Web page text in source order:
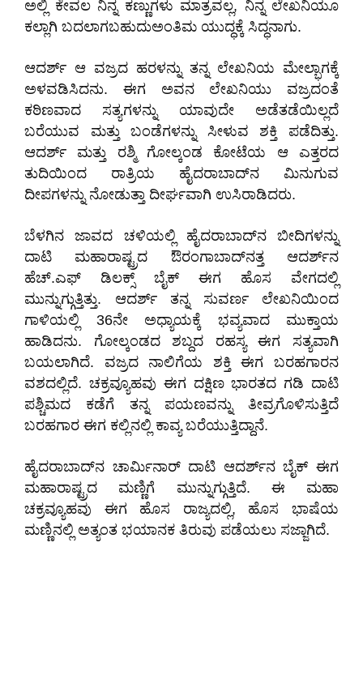
ಅಲ್ಲಿ ಕೇವಲ ನಿನ್ನ ಕಣ್ಣುಗಳು ಮಾತ್ರವಲ್ಲ, ನಿನ್ನ ಲೇಖನಿಯೂ
ಕಲ್ಲಾಗಿ ಬದಲಾಗಬಹುದುಅಂತಿಮ ಯುದ್ಧಕ್ಕೆ ಸಿದ್ಧನಾಗು.
ಆದರ್ಶ್ ಆ ವಜ್ರದ ಹರಳನ್ನು ತನ್ನ ಲೇಖನಿಯ ಮೇಲ್ಭಾಗಕ್ಕೆ
ಅಳವಡಿಸಿದನು. ಈಗ ಅವನ ಲೇಖನಿಯು ವಜ್ರದಂತೆ
ಕಠಿಣವಾದ ಸತ್ಯಗಳನ್ನು ಯಾವುದೇ ಅಡೆತಡೆಯಿಲ್ಲದೆ
ಬರೆಯುವ ಮತ್ತು ಬಂಡೆಗಳನ್ನು ಸೀಳುವ ಶಕ್ತಿ ಪಡೆದಿತ್ತು.
ಆದರ್ಶ್ ಮತ್ತು ರಶ್ಮಿ ಗೋಲ್ಕಂಡ ಕೋಟೆಯ ಆ ಎತ್ತರದ
ತುದಿಯಿಂದ ರಾತ್ರಿಯ ಹೈದರಾಬಾದ್‌ನ ಮಿನುಗುವ
ದೀಪಗಳನ್ನು ನೋಡುತ್ತಾ ದೀರ್ಘವಾಗಿ ಉಸಿರಾಡಿದರು.
ಬೆಳಗಿನ ಜಾವದ ಚಳಿಯಲ್ಲಿ ಹೈದರಾಬಾದ್‌ನ ಬೀದಿಗಳನ್ನು
ದಾಟಿ ಮಹಾರಾಷ್ಟ್ರದ ಔರಂಗಾಬಾದ್‌ನತ್ತ ಆದರ್ಶ್‌ನ
ಹೆಚ್.ಎಫ್ ಡಿಲಕ್ಸ್ ಬೈಕ್ ಈಗ ಹೊಸ ವೇಗದಲ್ಲಿ
ಮುನ್ನುಗ್ಗುತ್ತಿತ್ತು. ಆದರ್ಶ್ ತನ್ನ ಸುವರ್ಣ ಲೇಖನಿಯಿಂದ
ಗಾಳಿಯಲ್ಲಿ 36ನೇ ಅಧ್ಯಾಯಕ್ಕೆ ಭವ್ಯವಾದ ಮುಕ್ತಾಯ
ಹಾಡಿದನು. ಗೋಲ್ಕಂಡದ ಶಬ್ದದ ರಹಸ್ಯ ಈಗ ಸತ್ಯವಾಗಿ
ಬಯಲಾಗಿದೆ. ವಜ್ರದ ನಾಲಿಗೆಯ ಶಕ್ತಿ ಈಗ ಬರಹಗಾರನ
ವಶದಲ್ಲಿದೆ. ಚಕ್ರವ್ಯೂಹವು ಈಗ ದಕ್ಷಿಣ ಭಾರತದ ಗಡಿ ದಾಟಿ
ಪಶ್ಚಿಮದ ಕಡೆಗೆ ತನ್ನ ಪಯಣವನ್ನು ತೀವ್ರಗೊಳಿಸುತ್ತಿದೆ
ಬರಹಗಾರ ಈಗ ಕಲ್ಲಿನಲ್ಲಿ ಕಾವ್ಯ ಬರೆಯುತ್ತಿದ್ದಾನೆ.
ಹೈದರಾಬಾದ್‌ನ ಚಾರ್ಮಿನಾರ್ ದಾಟಿ ಆದರ್ಶ್‌ನ ಬೈಕ್ ಈಗ
ಮಹಾರಾಷ್ಟ್ರದ ಮಣ್ಣಿಗೆ ಮುನ್ನುಗ್ಗುತ್ತಿದೆ. ಈ ಮಹಾ
ಚಕ್ರವ್ಯೂಹವು ಈಗ ಹೊಸ ರಾಜ್ಯದಲ್ಲಿ, ಹೊಸ ಭಾಷೆಯ
ಮಣ್ಣಿನಲ್ಲಿ ಅತ್ಯಂತ ಭಯಾನಕ ತಿರುವು ಪಡೆಯಲು ಸಜ್ಜಾಗಿದೆ.